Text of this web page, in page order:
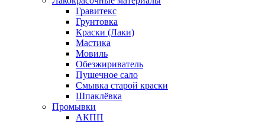
Гравитекс
Грунтовка
Краски (Лаки)
Мастика
Мовиль
Обезжириватель
Пушечное сало
Смывка старой краски
Шпаклёвка
Промывки
АКПП